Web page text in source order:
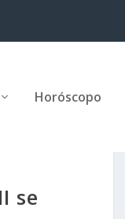
Horóscopo
se